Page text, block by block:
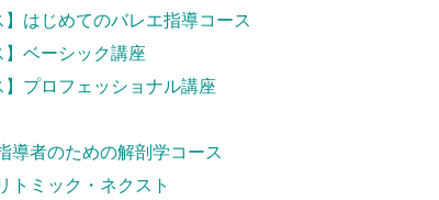
】はじめてのバレエ指導コース
】ベーシック講座
】プロフェッショナル講座
導者のための解剖学コース
トミック・ネクスト